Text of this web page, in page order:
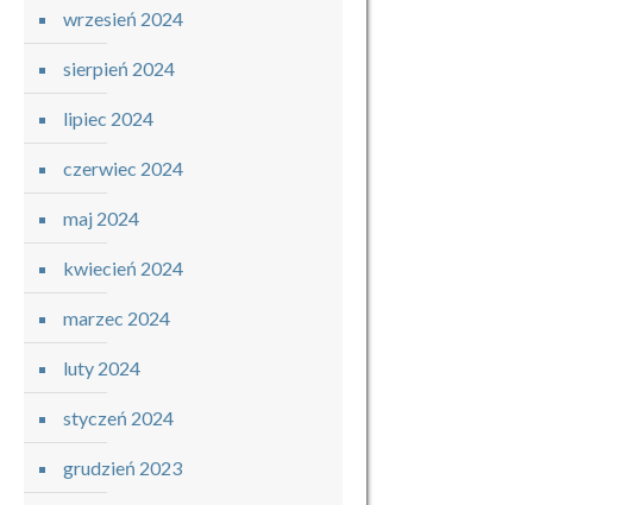
wrzesień 2024
sierpień 2024
lipiec 2024
czerwiec 2024
maj 2024
kwiecień 2024
marzec 2024
luty 2024
styczeń 2024
grudzień 2023